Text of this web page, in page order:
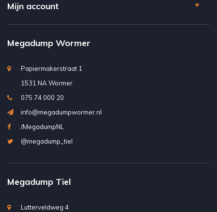
Mijn account
Megadump Wormer
Papiermakerstraat 1
1531 NA Wormer
075 74 000 20
info@megadumpwormer.nl
/MegadumpNL
@megadump_tiel
Megadump Tiel
Lutterveldweg 4